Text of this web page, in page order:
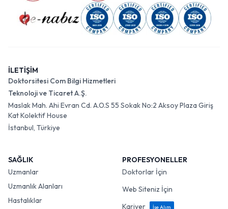
İLETİŞİM
Doktorsitesi Com Bilgi Hizmetleri
Teknoloji ve Ticaret A.Ş.
Maslak Mah. Ahi Evran Cd. A.O.S 55 Sokak No:2 Aksoy Plaza Giriş
Kat Kolektif House
İstanbul, Türkiye
SAĞLIK
Uzmanlar
Uzmanlık Alanları
Hastalıklar
PROFESYONELLER
Doktorlar İçin
Web Siteniz İçin